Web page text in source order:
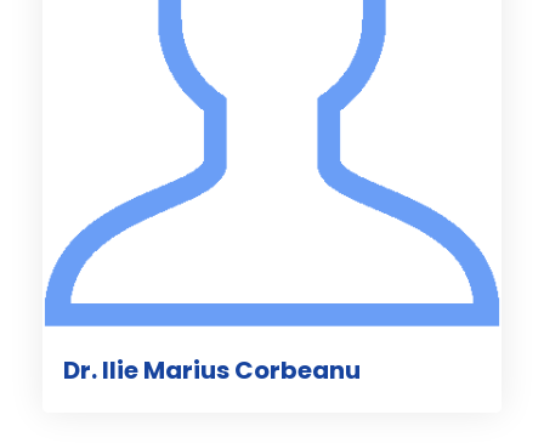
Dr. Ilie Marius Corbeanu